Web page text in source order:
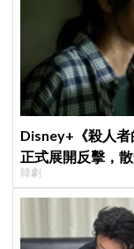
Disney+《殺人
正式展開反擊，
韓劇